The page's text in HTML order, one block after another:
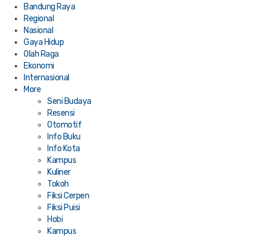
Bandung Raya
Regional
Nasional
Gaya Hidup
Olah Raga
Ekonomi
Internasional
More
Seni Budaya
Resensi
Otomotif
Info Buku
Info Kota
Kampus
Kuliner
Tokoh
Fiksi Cerpen
Fiksi Puisi
Hobi
Kampus